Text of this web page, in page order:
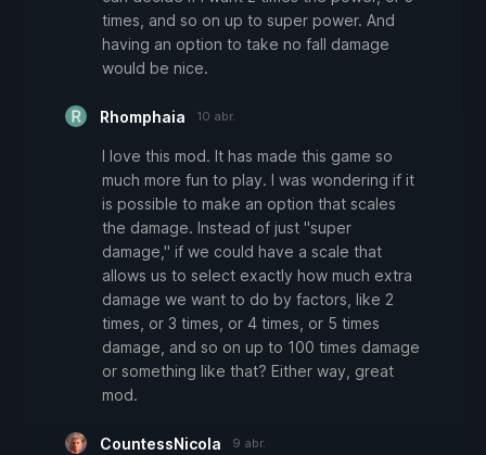
times, and so on up to super power. And
having an option to take no fall damage
would be nice.
Rhomphaia 10 abr.
I love this mod. It has made this game so
much more fun to play. I was wondering if it
is possible to make an option that scales
the damage. Instead of just "super
damage," if we could have a scale that
allows us to select exactly how much extra
damage we want to do by factors, like 2
times, or 3 times, or 4 times, or 5 times
damage, and so on up to 100 times damage
or something like that? Either way, great
mod.
CountessNicola 9 abr.